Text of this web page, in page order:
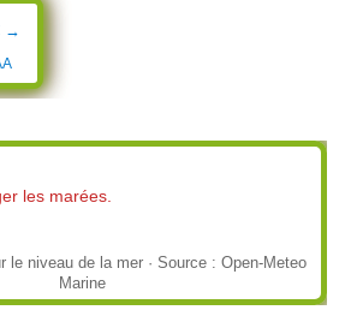
→
les marées.
le niveau de la mer · Source : Open-Meteo
Marine